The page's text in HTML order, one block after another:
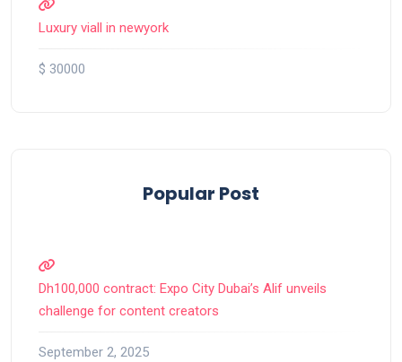
Luxury viall in newyork
$ 30000
Popular Post
Dh100,000 contract: Expo City Dubai’s Alif unveils
challenge for content creators
September 2, 2025